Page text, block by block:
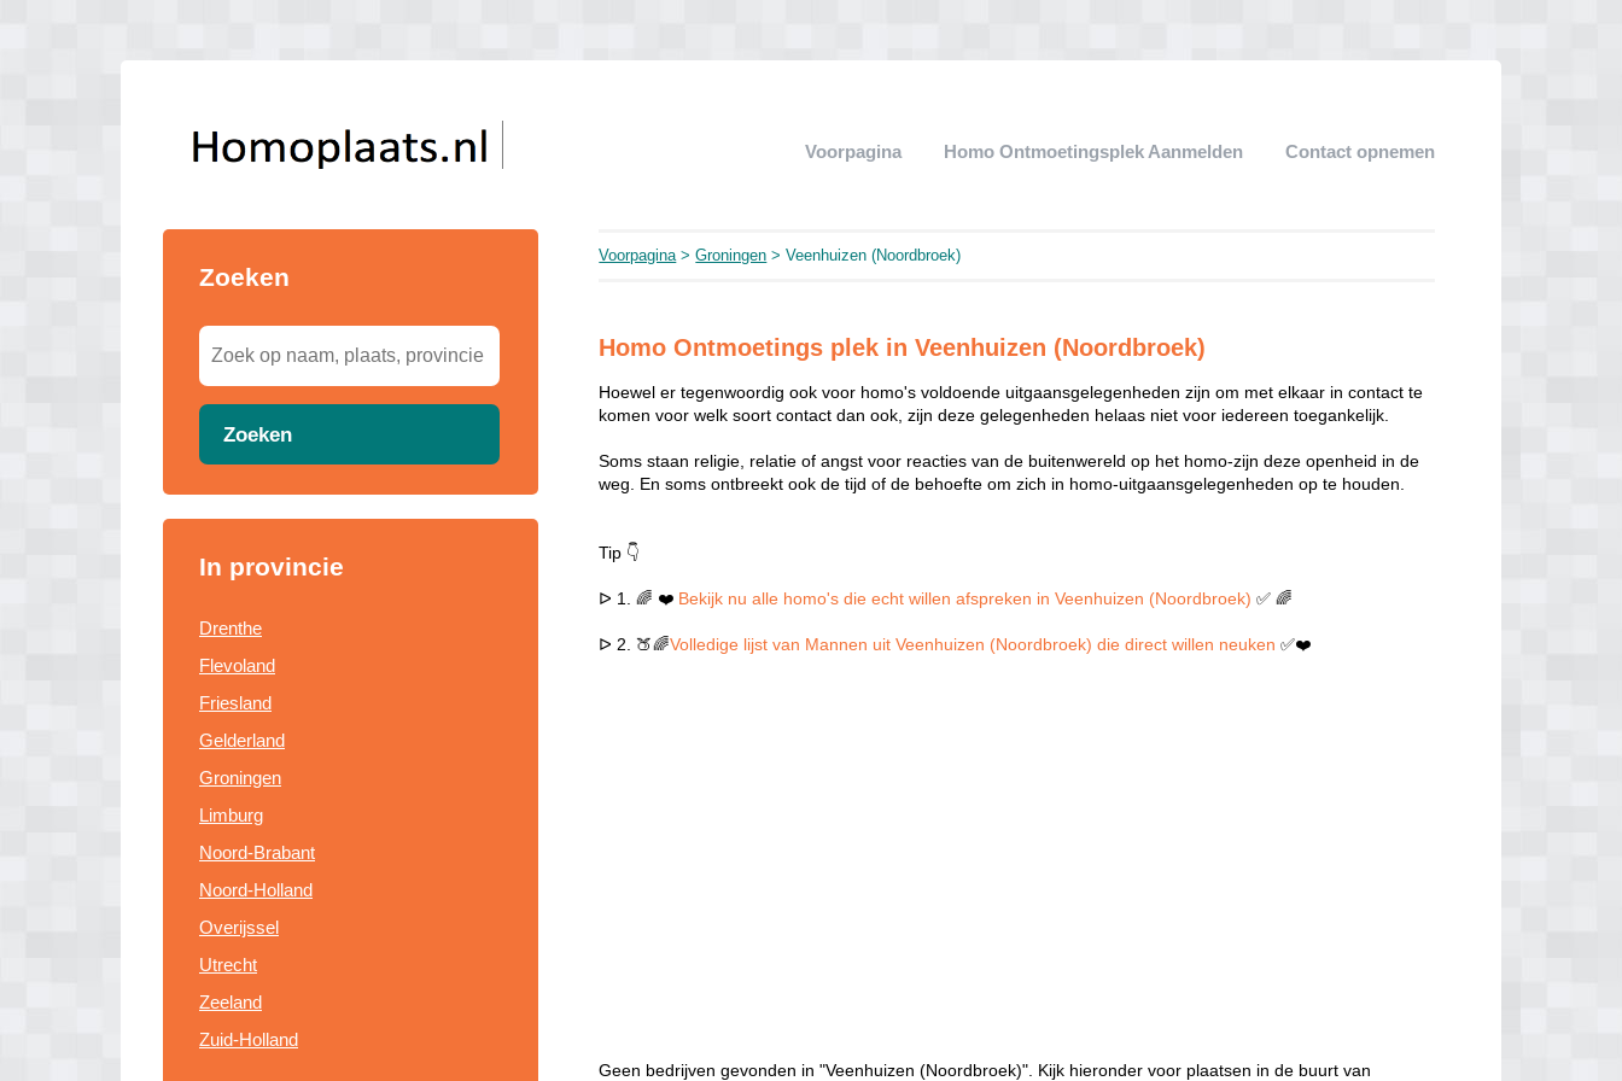
Voorpagina Homo Ontmoetingsplek Aanmelden Contact opnemen
Zoeken
Zoeken
In provincie
Drenthe
Flevoland
Friesland
Gelderland
Groningen
Limburg
Noord-Brabant
Noord-Holland
Overijssel
Utrecht
Zeeland
Zuid-Holland
Voorpagina>Groningen > Veenhuizen (Noordbroek)
Homo Ontmoetings plek in Veenhuizen (Noordbroek)
Hoewel er tegenwoordig ook voor homo's voldoende uitgaansgelegenheden zijn om met elkaar in contact te
komen voor welk soort contact dan ook, zijn deze gelegenheden helaas niet voor iedereen toegankelijk.
Soms staan religie, relatie of angst voor reacties van de buitenwereld op het homo-zijn deze openheid in de
weg. En soms ontbreekt ook de tijd of de behoefte om zich in homo-uitgaansgelegenheden op te houden.
Tip 👇
ᐅ 1. 🌈 ❤️ Bekijk nu alle homo's die echt willen afspreken in Veenhuizen (Noordbroek) ✅ 🌈
ᐅ 2. 🍑🌈Volledige lijst van Mannen uit Veenhuizen (Noordbroek) die direct willen neuken✅❤️
Geen bedrijven gevonden in "Veenhuizen (Noordbroek)". Kijk hieronder voor plaatsen in de buurt van